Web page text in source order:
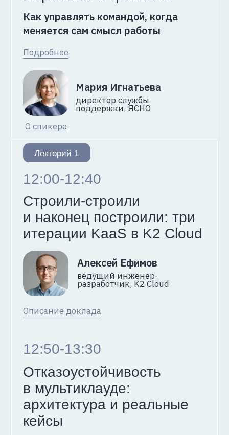
Как «ИИ-сисадмин» помог
нам спать крепче
начальник управления
ИИ, Ньютон Технологии
Василий Иванов
16:20-17:00
по обеспечению ИБ К2 Облака,
K2 Cloud
Описание доклада
Александр Лугов
Bug Bounty
как стресс-тест ИБ
Фуршет, нетворкинг
17:10-20:00
Спикеры